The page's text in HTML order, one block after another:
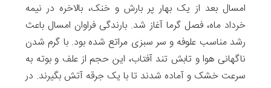
امسال بعد از یک بهار پر بارش و خنک، بالاخره در نیمه
خرداد ماه، فصل گرما آغاز شد. بارندگی فراوان امسال باعث
رشد مناسب علوفه و سر سبزی مراتع شده بود. با گرم شدن
ناگهانی هوا و تابش تند آفتاب، این حجم از علف و بوته به
سرعت خشک و آماده شدند تا با یک جرقه آتش بگیرند. در